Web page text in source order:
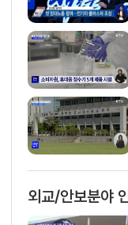
외교/안보분야